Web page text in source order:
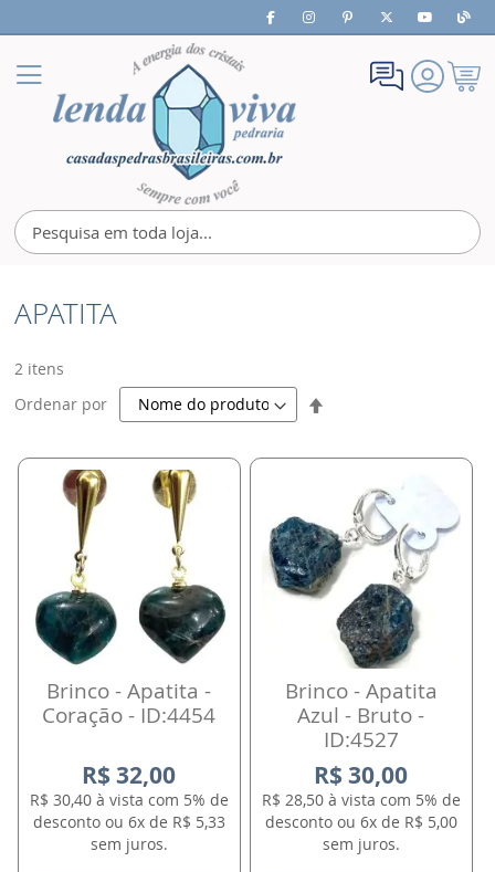
Nav
Meu
APATITA
2 itens
Ordenar por
Brinco - Apatita -
Coração - ID:4454
R$ 32,00
R$ 30,40 à vista com 5% de
desconto ou 6x de R$ 5,33
sem juros.
Brinco - Apatita
Azul - Bruto -
ID:4527
R$ 30,00
R$ 28,50 à vista com 5% de
desconto ou 6x de R$ 5,00
sem juros.